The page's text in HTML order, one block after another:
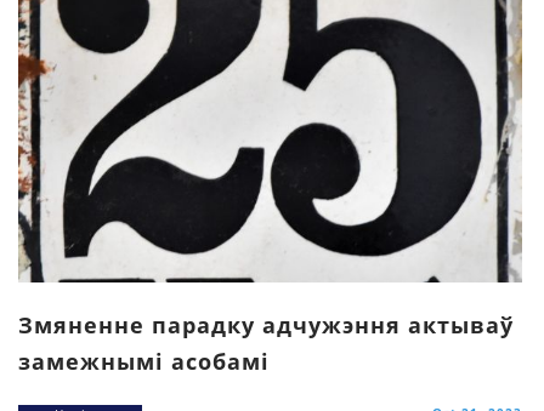
Змяненне парадку адчужэння актываў
замежнымі асобамі